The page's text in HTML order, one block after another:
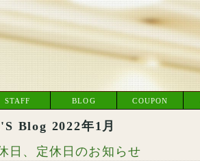
STAFF BLOG COUPON
Blog 2022年1月
日、定休日のお知らせ